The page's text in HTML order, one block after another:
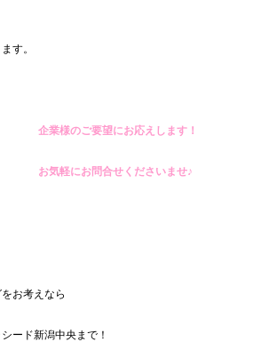
す。
企業様のご要望にお応えします！
お気軽にお問合せくださいませ♪
お考えなら
ード新潟中央まで！